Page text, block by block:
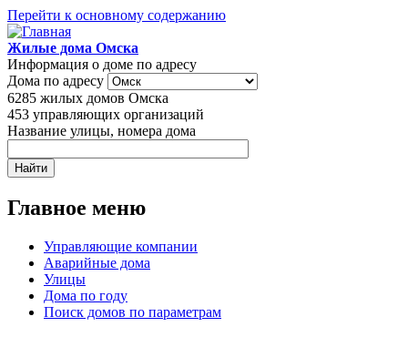
Перейти к основному содержанию
Жилые дома Омска
Информация о доме по адресу
Дома по адресу
6285 жилых домов Омска
453 управляющих организаций
Название улицы, номера дома
Главное меню
Управляющие компании
Аварийные дома
Улицы
Дома по году
Поиск домов по параметрам